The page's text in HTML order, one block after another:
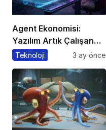
Agent Ekonomisi:
Yazılım Artık Çalışan
Gibi ‘Görev’ Alıyor
Teknoloji 3 ay önce